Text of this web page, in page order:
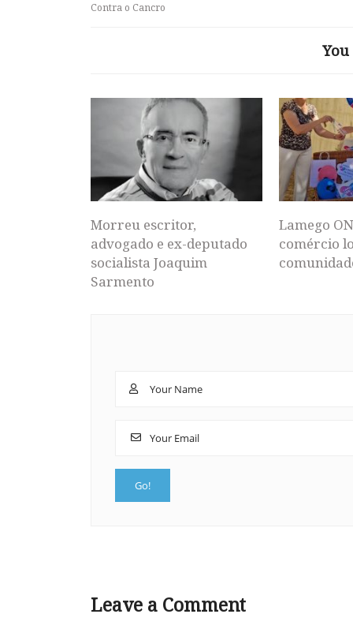
Contra o Cancro
Morreu escritor,
advogado e ex-deputado
socialista Joaquim
Sarmento
Lamego
comércio
Leave a Comment